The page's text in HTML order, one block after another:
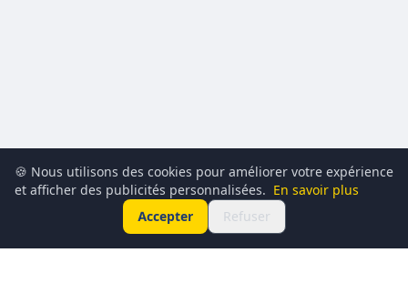
🍪 Nous utilisons des cookies pour améliorer votre expérience
et afficher des publicités personnalisées. En savoir plus
Accepter
Refuser